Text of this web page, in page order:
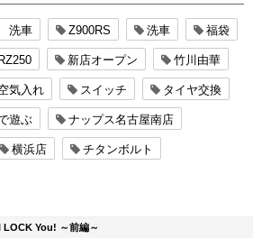
洗車 Z900RS 洗車 福袋
RZ250 新店オープン 竹川由華
気入れ スイッチ タイヤ交換
遊ぶ ナップス名古屋南店
横浜店 チタンボルト
LOCK You! ～前編～